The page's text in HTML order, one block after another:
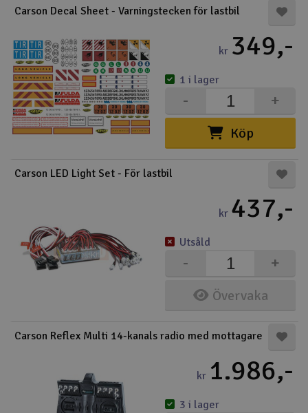
Drönare
Drönare för FPV
Flygplan
Modellbygg- och byggsatser
Modelljärnväg
Outlet
Radioutrustning
Raketer
Carson Decal Sheet - Varningstecken för lastbil
kr 349,-
Köp
+
-
1 i lager
Carson LED Light Set - För lastbil
kr 437,-
Övervaka
+
-
Utsåld
Carson Reflex Multi 14-kanals radio med mottagare
kr 1.986,-
3 i lager